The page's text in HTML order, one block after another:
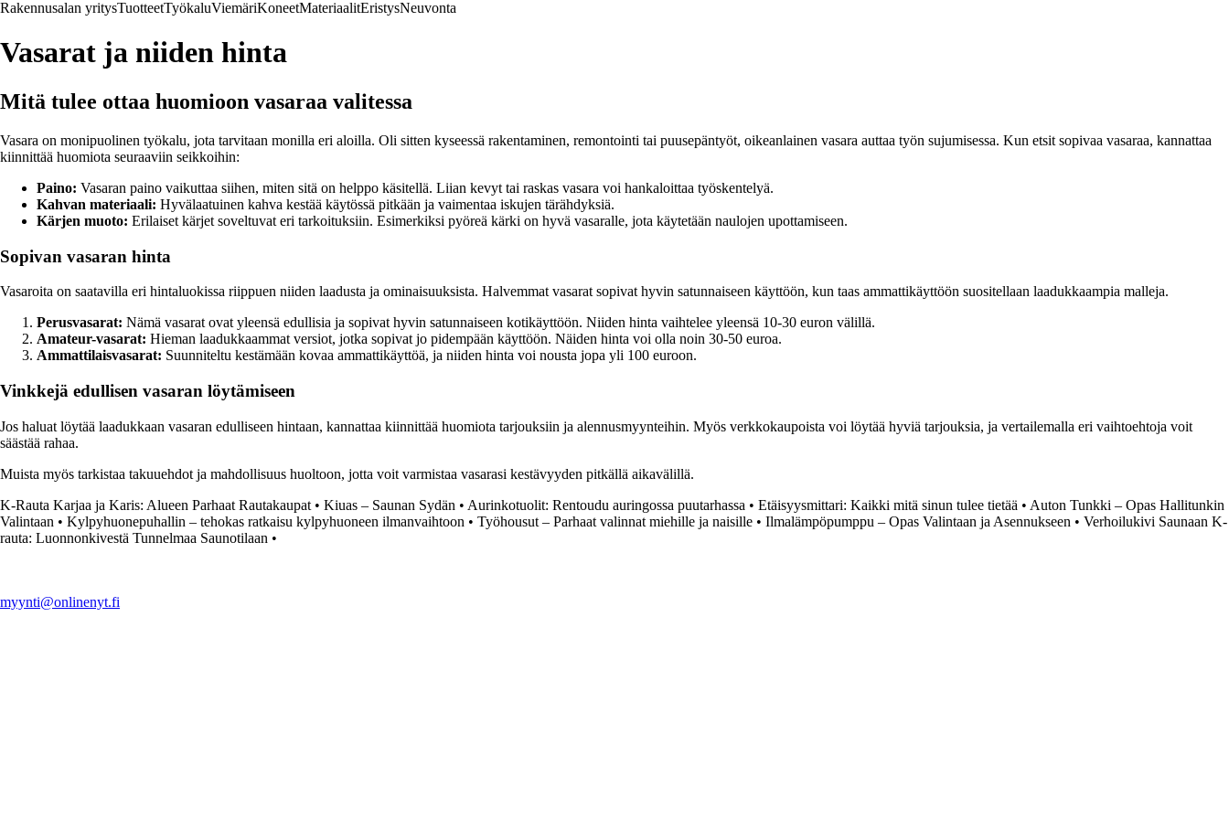
Rakennusalan yritysTuotteetTyökaluViemäriKoneetMateriaalitEristysNeuvonta
Vasarat ja niiden hinta
Mitä tulee ottaa huomioon vasaraa valitessa
Vasara on monipuolinen työkalu, jota tarvitaan monilla eri aloilla. Oli sitten kyseessä rakentaminen, remontointi tai puusepäntyöt, oikeanlainen vasara auttaa työn sujumisessa. Kun etsit sopivaa vasaraa, kannattaa
kiinnittää huomiota seuraaviin seikkoihin:
Paino: Vasaran paino vaikuttaa siihen, miten sitä on helppo käsitellä. Liian kevyt tai raskas vasara voi hankaloittaa työskentelyä.
Kahvan materiaali: Hyvälaatuinen kahva kestää käytössä pitkään ja vaimentaa iskujen tärähdyksiä.
Kärjen muoto: Erilaiset kärjet soveltuvat eri tarkoituksiin. Esimerkiksi pyöreä kärki on hyvä vasaralle, jota käytetään naulojen upottamiseen.
Sopivan vasaran hinta
Vasaroita on saatavilla eri hintaluokissa riippuen niiden laadusta ja ominaisuuksista. Halvemmat vasarat sopivat hyvin satunnaiseen käyttöön, kun taas ammattikäyttöön suositellaan laadukkaampia malleja.
Perusvasarat: Nämä vasarat ovat yleensä edullisia ja sopivat hyvin satunnaiseen kotikäyttöön. Niiden hinta vaihtelee yleensä 10-30 euron välillä.
Amateur-vasarat: Hieman laadukkaammat versiot, jotka sopivat jo pidempään käyttöön. Näiden hinta voi olla noin 30-50 euroa.
Ammattilaisvasarat: Suunniteltu kestämään kovaa ammattikäyttöä, ja niiden hinta voi nousta jopa yli 100 euroon.
Vinkkejä edullisen vasaran löytämiseen
Jos haluat löytää laadukkaan vasaran edulliseen hintaan, kannattaa kiinnittää huomiota tarjouksiin ja alennusmyynteihin. Myös verkkokaupoista voi löytää hyviä tarjouksia, ja vertailemalla eri vaihtoehtoja voit
säästää rahaa.
Muista myös tarkistaa takuuehdot ja mahdollisuus huoltoon, jotta voit varmistaa vasarasi kestävyyden pitkällä aikavälillä.
K-Rauta Karjaa ja Karis: Alueen Parhaat Rautakaupat • Kiuas – Saunan Sydän • Aurinkotuolit: Rentoudu auringossa puutarhassa • Etäisyysmittari: Kaikki mitä sinun tulee tietää • Auton Tunkki – Opas Hallitunkin
Valintaan • Kylpyhuonepuhallin – tehokas ratkaisu kylpyhuoneen ilmanvaihtoon • Työhousut – Parhaat valinnat miehille ja naisille • Ilmalämpöpumppu – Opas Valintaan ja Asennukseen • Verhoilukivi Saunaan K-
rauta: Luonnonkivestä Tunnelmaa Saunotilaan •
myynti@onlinenyt.fi